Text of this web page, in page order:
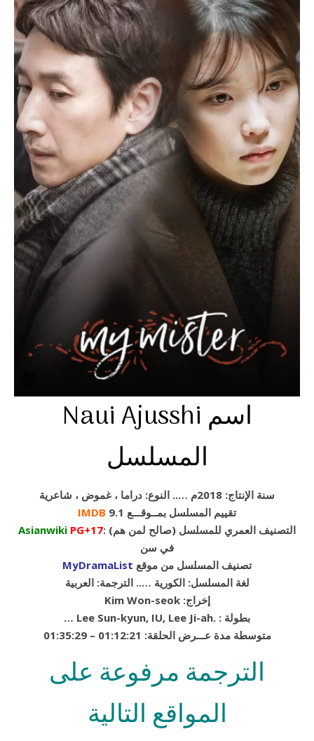
Naui Ajusshi اسم
المسلسل
سنة الإنتاج: 2018م ….. النوع: دراما ، غموض ، شاعرية
IMDB
تقييم المسلسل بمــوقـــع 9.1
Asianwiki PG+17: (التصنيف العمري للمسلسل (صالح لمن هم
في سن
MyDramaList تصنيف المسلسل من موقع
لغة المسلسل: الكورية ….. الترجمة: العربية
Kim Won-seok :إخراج
… Lee Sun-kyun, IU, Lee Ji-ah. : بطولة
01:35:29 – 01:12:21 :متوسطة مدة عـــرض الحلقة
الترجمة مرفوعة على
المواقع التالية